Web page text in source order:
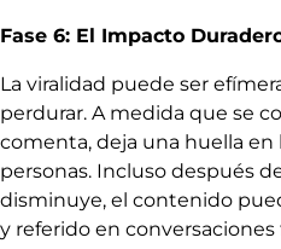
Fase 6: El Impacto
La viralidad puede ser
perdurar. A medida que se
comenta, deja una huella en
personas. Incluso después
disminuye, el contenido
y referido en conversaciones